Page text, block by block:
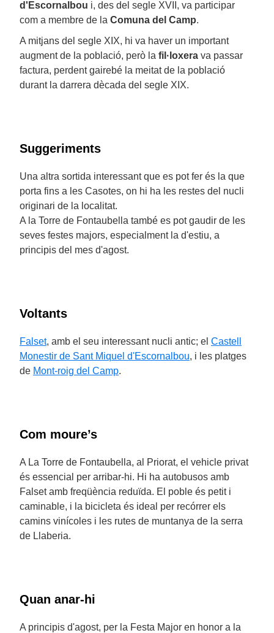
d'Escornalbou i, des del segle XVII, va participar
com a membre de la Comuna del Camp.
A mitjans del segle XIX, hi va haver un important
augment de la població, però la fil·loxera va passar
factura, perdent gairebé la meitat de la població
durant la darrera dècada del segle XIX.
Suggeriments
Una altra sortida interessant que es pot fer és la que
porta fins a les Casotes, on hi ha les restes del nucli
originari de la localitat.
A la Torre de Fontaubella també es pot gaudir de les
seves festes majors, especialment la d'estiu, a
principis del mes d'agost.
Voltants
Falset, amb el seu interessant nucli antic; el Castell
Monestir de Sant Miquel d'Escornalbou, i les platges
de Mont-roig del Camp.
Com moure’s
A La Torre de Fontaubella, al Priorat, el vehicle privat
és essencial per arribar-hi. Hi ha autobusos amb
Falset amb freqüència reduïda. El poble és petit i
caminable, i la bicicleta és ideal per recórrer els
camins vinícoles i les rutes de muntanya de la serra
de Llaberia.
Quan anar-hi
A principis d'agost, per la Festa Major en honor a la